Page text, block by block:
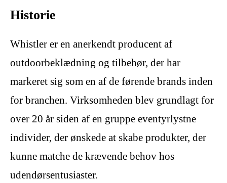
Historie
Whistler er en anerkendt producent af
outdoorbeklædning og tilbehør, der har
markeret sig som en af de førende brands inden
for branchen. Virksomheden blev grundlagt for
over 20 år siden af en gruppe eventyrlystne
individer, der ønskede at skabe produkter, der
kunne matche de krævende behov hos
udendørsentusiaster.